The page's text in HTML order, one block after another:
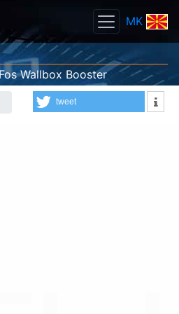
MK
Wallbox Booster
tweet